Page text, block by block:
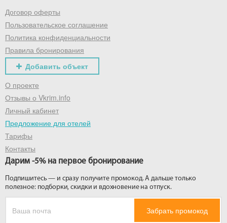
Договор оферты
Пользовательское соглашение
Политика конфиденциальности
Правила бронирования
Добавить объект
О проекте
Отзывы о Vkrim.info
Личный кабинет
Предложение для отелей
Тарифы
Контакты
Дарим -5% на первое бронирование
Подпишитесь — и сразу получите промокод. А дальше только
полезное: подборки, скидки и вдохновение на отпуск.
Забрать промокод